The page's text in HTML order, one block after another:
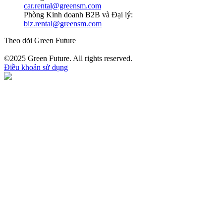
car.rental@greensm.com
Phòng Kinh doanh B2B và Đại lý:
biz.rental@greensm.com
Theo dõi Green Future
©2025 Green Future. All rights reserved.
Điều khoản sử dụng